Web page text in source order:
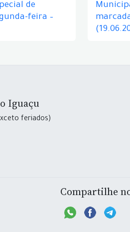
de
feira –
Iguaçu
feriados)
Compartilhe